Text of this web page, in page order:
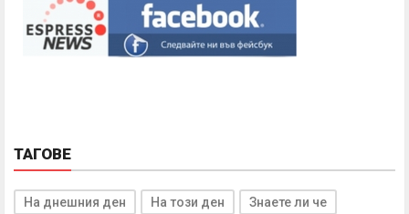
ТАГОВЕ
На днешния ден На този ден Знаете ли че